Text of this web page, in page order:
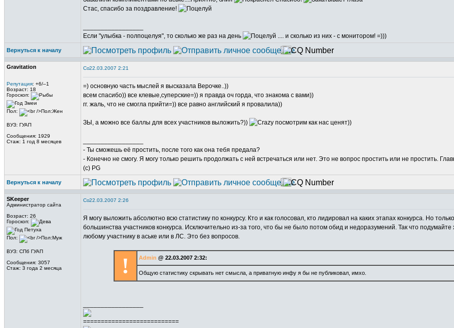
Стас, спасибо за поздравление!
Если "улыбка - полпоцелуя", то сколько же раз на день
.... и сколько из них - с монитором! =)))
Вернуться к началу
Gravitation
Репутация: +6/–1
Возраст: 18
Гороскоп:
Пол:
ВУЗ: ГУАП
Сообщения: 1929
Стаж: 1 год 8 месяцев
22.03.2007 2:21
=) основную часть мыслей я высказала Верочке..))
всем спасибо)) все клевые,суперские=)) я правда оч горда, что знакома с вами))
гг. жаль, что не смогла прийти=)) все равно английский я провалила))
ЗЫ, а можно все баллы для всех участников выложить?)) посмотрим как нас ценят))
- Ты сможешь её простить, после того как она тебя предала?
- Конечно не смогу. Я могу только решить продолжать с ней встречаться или нет. Это не вопрос простить или не простить.
(c) PG
Вернуться к началу
SKeeper
Администратор сайта
Возраст: 26
Гороскоп:
Пол:
ВУЗ: СПб ГУАП
Сообщения: 3057
Стаж: 3 года 2 месяца
22.03.2007 2:26
Я могу выложить абсолютно всю статистику по конкурсу. Кто и как голосовал, кто лидировал на каких этапах конкурса. Но
большинства участников конкурса. Исключительно из-за того, что бы не было потом обид и недоразумений. Так что
любому участнику в аське или в ЛС. Это без вопросов.
! Admin @ 22.03.2007 2:32:
Общую статистику скрывать нет смысла, а приватную инфу я бы не публиковал, имхо.
===========================